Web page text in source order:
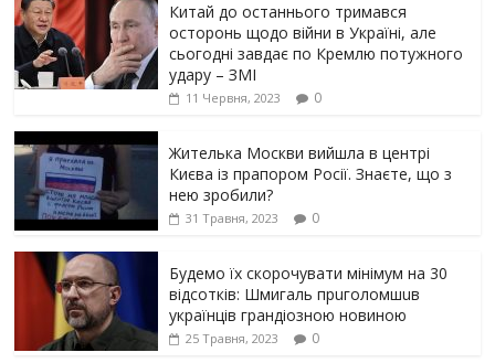
Китай до останнього тримався
осторонь щодо вiйни в Україні, але
сьогодні завдає по Кремлю потужного
yдарy – ЗМІ
11 Червня, 2023 0
Жителька Москви вийшла в центрі
Києва із прапором Росії. Знаєте, що з
нею зробили?
31 Травня, 2023 0
Будемо їх скорочувати мінімум на 30
відсотків: Шмигаль прuголомшuв
українців грaндіoзнoю новиною
25 Травня, 2023 0